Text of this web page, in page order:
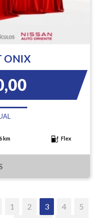
ONIX
km Flex
1 2 3 4
5